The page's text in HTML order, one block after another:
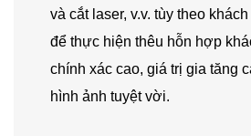
và cắt laser, v.v. tùy theo
để thực hiện thêu hỗn hợp
chính xác cao, giá trị gia tăng
hình ảnh tuyệt vời.